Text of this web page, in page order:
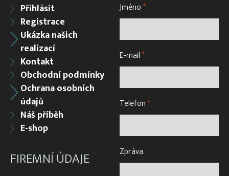
Přihlásit
Registrace
Ukázka našich
realizací
Kontakt
Obchodní podmínky
Ochrana osobních
údajů
Náš příběh
E-shop
FIREMNÍ ÚDAJE
Jméno*
E-mail*
Telefon*
Zpráva